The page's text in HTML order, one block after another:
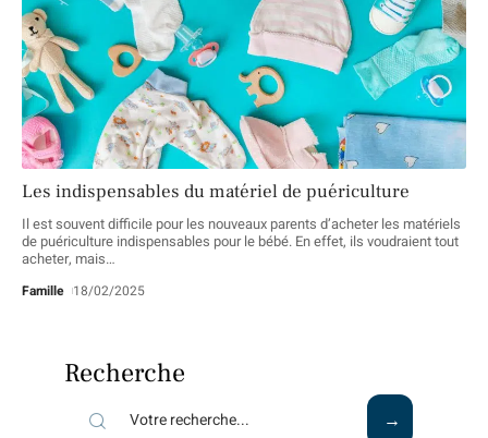
Les indispensables du matériel de puériculture
Il est souvent difficile pour les nouveaux parents d’acheter les matériels
de puériculture indispensables pour le bébé. En effet, ils voudraient tout
acheter, mais…
Famille 18/02/2025
Recherche